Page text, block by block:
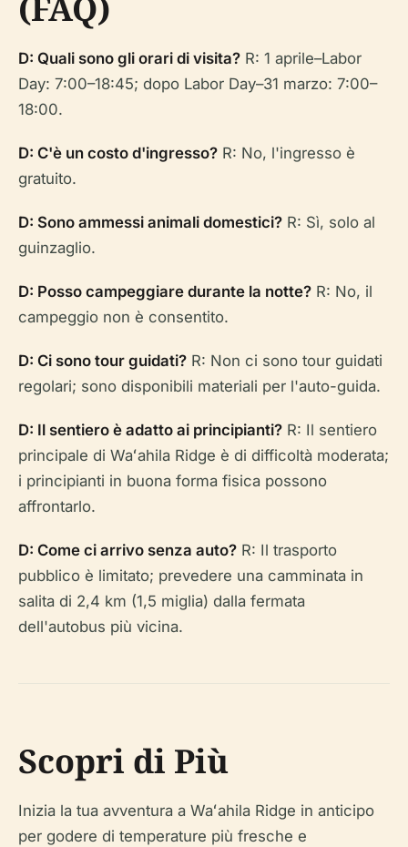
D: Quali sono gli orari di visita? R: 1 aprile–Labor
Day: 7:00–18:45; dopo Labor Day–31 marzo: 7:00–
18:00.
D: C'è un costo d'ingresso? R: No, l'ingresso è
gratuito.
D: Sono ammessi animali domestici? R: Sì, solo al
guinzaglio.
D: Posso campeggiare durante la notte? R: No, il
campeggio non è consentito.
D: Ci sono tour guidati? R: Non ci sono tour guidati
regolari; sono disponibili materiali per l'auto-guida.
D: Il sentiero è adatto ai principianti? R: Il sentiero
principale di Waʻahila Ridge è di difficoltà moderata;
i principianti in buona forma fisica possono
affrontarlo.
D: Come ci arrivo senza auto? R: Il trasporto
pubblico è limitato; prevedere una camminata in
salita di 2,4 km (1,5 miglia) dalla fermata
dell'autobus più vicina.
Scopri di Più
Inizia la tua avventura a Waʻahila Ridge in anticipo
per godere di temperature più fresche e